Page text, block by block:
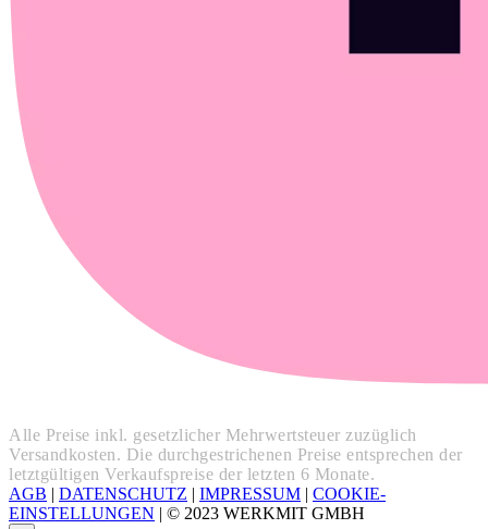
Alle Preise inkl. gesetzlicher Mehrwertsteuer zuzüglich
Versandkosten. Die durchgestrichenen Preise entsprechen der
letztgültigen Verkaufspreise der letzten 6 Monate.
AGB | DATENSCHUTZ | IMPRESSUM | COOKIE-
EINSTELLUNGEN | © 2023 WERKMIT GMBH